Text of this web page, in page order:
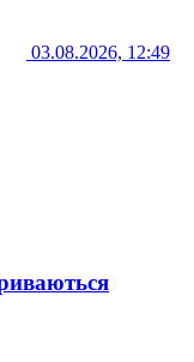
03.08.2026, 12:49